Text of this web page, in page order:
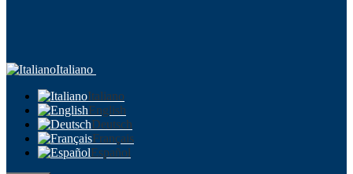
Italiano
Italiano
English
Deutsch
Français
Español